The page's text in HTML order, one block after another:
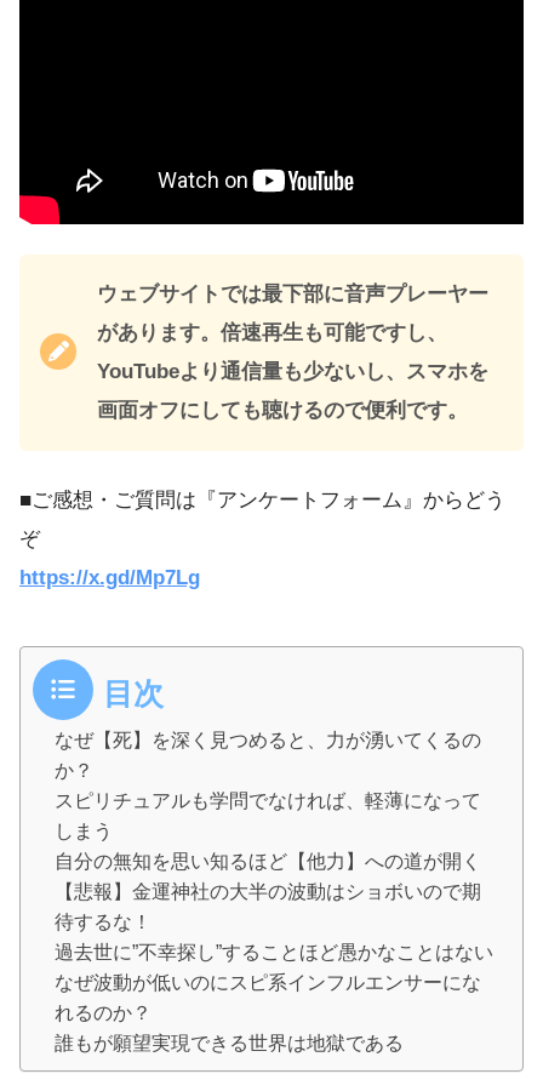
ウェブサイトでは最下部に音声プレーヤー
があります。倍速再生も可能ですし、
YouTubeより通信量も少ないし、スマホを
画面オフにしても聴けるので便利です。
■ご感想・ご質問は『アンケートフォーム』からどう
ぞ
https://x.gd/Mp7Lg
目次
なぜ【死】を深く見つめると、力が湧いてくるの
か？
スピリチュアルも学問でなければ、軽薄になって
しまう
自分の無知を思い知るほど【他力】への道が開く
【悲報】金運神社の大半の波動はショボいので期
待するな！
過去世に”不幸探し”することほど愚かなことはない
なぜ波動が低いのにスピ系インフルエンサーにな
れるのか？
誰もが願望実現できる世界は地獄である